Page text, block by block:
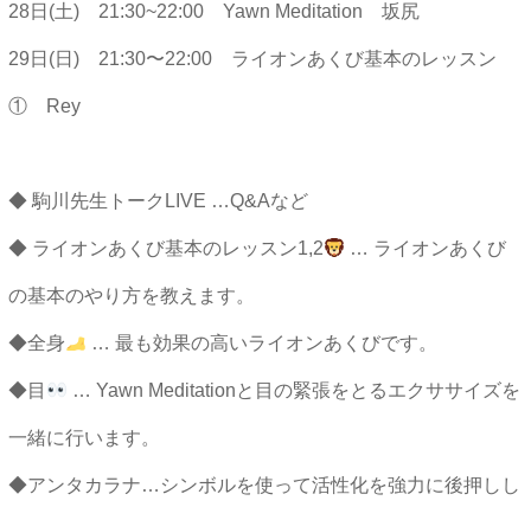
28日(土) 21:30~22:00 Yawn Meditation 坂尻
29日(日) 21:30〜22:00 ライオンあくび基本のレッスン
① Rey
◆ 駒川先生トークLIVE …Q&Aなど
◆ ライオンあくび基本のレッスン1,2 … ライオンあくび
の基本のやり方を教えます。
◆全身 … 最も効果の高いライオンあくびです。
◆目 … Yawn Meditationと目の緊張をとるエクササイズを
一緒に行います。
◆アンタカラナ…シンボルを使って活性化を強力に後押しし